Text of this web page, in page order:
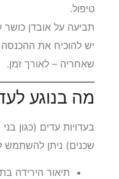
טיפול.
תביעה על אובדן כושר
יש להוכיח את
שאחריה – לאורך זמן.
מה בנוגע
בעדויות עדים (כגון
שכנים) ניתן להשתמש
תיאור הירידה